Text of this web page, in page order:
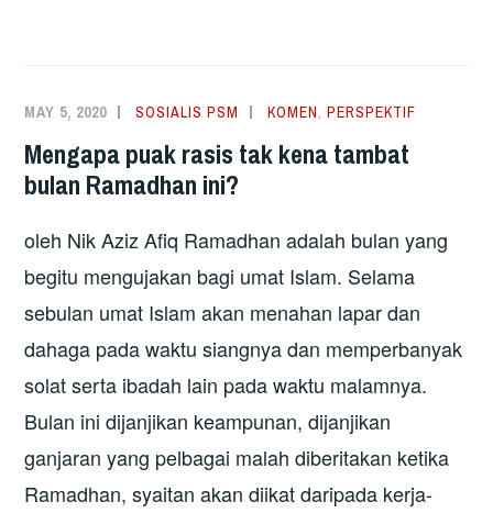
TERSASAR
MAY 5, 2020 SOSIALIS PSM KOMEN,PERSPEKTIF
Mengapa puak rasis tak kena tambat
bulan Ramadhan ini?
oleh Nik Aziz Afiq Ramadhan adalah bulan yang
begitu mengujakan bagi umat Islam. Selama
sebulan umat Islam akan menahan lapar dan
dahaga pada waktu siangnya dan memperbanyak
solat serta ibadah lain pada waktu malamnya.
Bulan ini dijanjikan keampunan, dijanjikan
ganjaran yang pelbagai malah diberitakan ketika
Ramadhan, syaitan akan diikat daripada kerja-